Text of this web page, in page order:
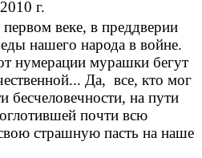
2010 г.
веке, в преддверии
нашего народа в войне.
нумерации мурашки бегут
Да, все, кто мог
бесчеловечности, на пути
почти всю
страшную пасть на наше